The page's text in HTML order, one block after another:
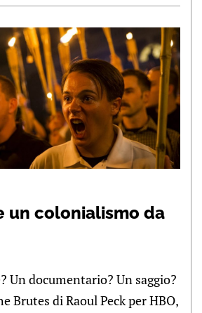
un colonialismo da
Un documentario? Un saggio?
Brutes di Raoul Peck per HBO,